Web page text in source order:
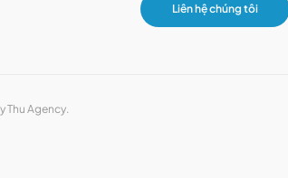
Liên hệ chúng tôi
Thu Agency.